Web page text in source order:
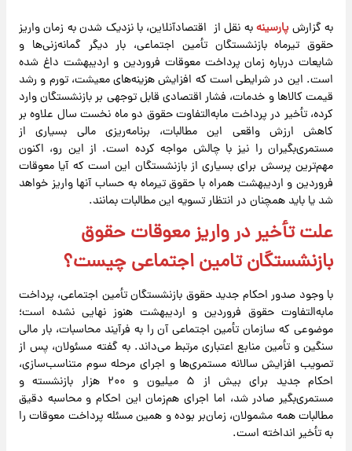
به گزارشپارسینهبه نقل از اقتصادآنلاین، با نزدیک شدن به زمان واریز
حقوق تیرماه بازنشستگان تأمین اجتماعی، بار دیگر گمانه‌زنی‌ها و
شایعات درباره زمان پرداخت معوقات فروردین و اردیبهشت داغ شده
است. این در شرایطی است که افزایش هزینه‌های معیشت، تورم و رشد
قیمت کالاها و خدمات، فشار اقتصادی قابل توجهی بر بازنشستگان وارد
کرده، تأخیر در پرداخت مابه‌التفاوت حقوق دو ماه نخست سال علاوه بر
کاهش ارزش واقعی این مطالبات، برنامه‌ریزی مالی بسیاری از
مستمری‌بگیران را نیز با چالش مواجه کرده است. از این رو، اکنون
مهم‌ترین پرسش برای بسیاری از بازنشستگان این است که آیا معوقات
فروردین و اردیبهشت همراه با حقوق تیرماه به حساب آنها واریز خواهد
شد یا باید همچنان در انتظار تسویه این مطالبات بمانند.
علت تأخیر در واریز معوقات حقوق
بازنشستگان تامین اجتماعی چیست؟
با وجود صدور احکام جدید حقوق بازنشستگان تأمین اجتماعی، پرداخت
مابه‌التفاوت حقوق فروردین و اردیبهشت هنوز نهایی نشده است؛
موضوعی که سازمان تأمین اجتماعی آن را به فرآیند محاسبات، بار مالی
سنگین و تأمین منابع اعتباری مرتبط می‌داند. به گفته مسئولان، پس از
تصویب افزایش سالانه مستمری‌ها و اجرای مرحله سوم متناسب‌سازی،
احکام جدید برای بیش از ۵ میلیون و ۲۰۰ هزار بازنشسته و
مستمری‌بگیر صادر شد، اما اجرای هم‌زمان این احکام و محاسبه دقیق
مطالبات همه مشمولان، زمان‌بر بوده و همین مسئله پرداخت معوقات را
به تأخیر انداخته است.